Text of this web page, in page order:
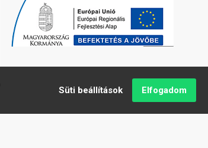
Süti beállítások Elfogadom